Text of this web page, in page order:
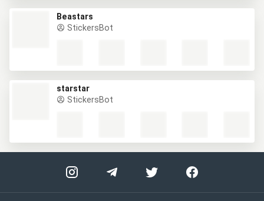
Beastars
StickersBot
starstar
StickersBot